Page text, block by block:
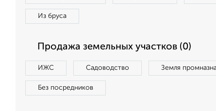
Из бруса
Продажа земельных участков (0)
ИЖС Садоводство Земля
Без посредников